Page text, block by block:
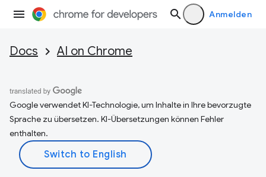
Anmelden
Docs AI on Chrome
Google verwendet KI-Technologie, um Inhalte in Ihre bevorzugte
Sprache zu übersetzen. KI-Übersetzungen können Fehler
enthalten.